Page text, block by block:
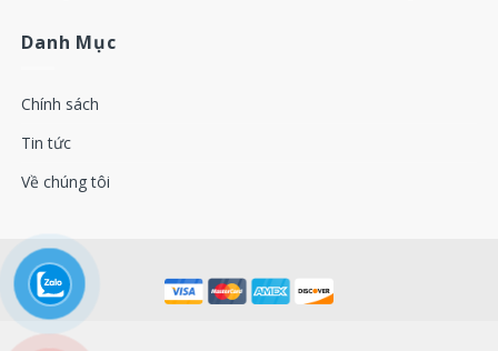
Danh Mục
Chính sách
Tin tức
Về chúng tôi